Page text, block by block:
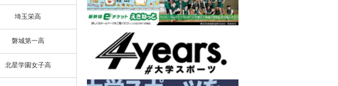
埼玉栄高
磐城第一高
北星学園女子高